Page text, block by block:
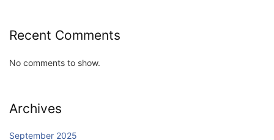
Recent Comments
No comments to show.
Archives
September 2025